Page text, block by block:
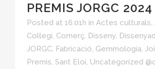
PREMIS JORGC 2024
Posted at 16:01h in Actes culturals,
Col·legi, Comerç, Disseny,
JORGC, Fabricació, Gemmologia,
Premis, Sant Eloi, Uncategorized